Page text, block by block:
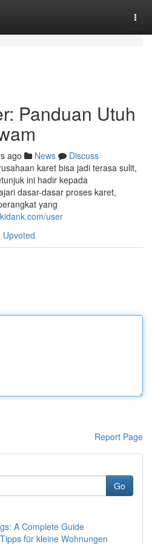
Panduan Utuh
ago News
Discuss
karet bisa jadi terasa sulit,
ini hadir kepada
dasar-dasar proses karet,
yang
user
Upvoted
Report Page
Go
A Complete Guide
für kleine Wohnungen